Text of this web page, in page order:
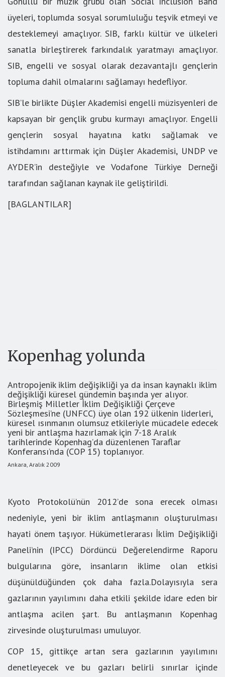
üyeleri, toplumda sosyal sorumluluğu teşvik etmeyi ve
desteklemeyi amaçlıyor. SIB, farklı kültür ve ülkeleri
sanatla birleştirerek farkındalık yaratmayı amaçlıyor.
SIB, engelli ve sosyal olarak dezavantajlı gençlerin
topluma dahil olmalarını sağlamayı hedefliyor.
SIB’le birlikte Düşler Akademisi engelli müzisyenleri de
kapsayan bir gençlik grubu kurmayı amaçlıyor. Engelli
gençlerin sosyal hayatına katkı sağlamak ve
istihdamını arttırmak için Düşler Akademisi, UNDP ve
AYDER’in desteğiyle ve Vodafone Türkiye Derneği
tarafından sağlanan kaynak ile geliştirildi.
[BAGLANTILAR]
Kopenhag yolunda
Antropojenik iklim değişikliği ya da insan kaynaklı iklim
değişikliği küresel gündemin başında yer alıyor.
Birleşmiş Milletler İklim Değişikliği Çerçeve
Sözleşmesi’ne (UNFCC) üye olan 192 ülkenin liderleri,
küresel ısınmanın olumsuz etkileriyle mücadele edecek
yeni bir antlaşma hazırlamak için 7-18 Aralık
tarihlerinde Kopenhag’da düzenlenen Taraflar
Konferansı’nda (COP 15) toplanıyor.
Ankara, Aralık 2009
Kyoto Protokolü’nün 2012’de sona erecek olması
nedeniyle, yeni bir iklim antlaşmanın oluşturulması
hayati önem taşıyor. Hükümetlerarası İklim Değişikliği
Paneli’nin (IPCC) Dördüncü Değerelendirme Raporu
bulgularına göre, insanların iklime olan etkisi
düşünüldüğünden çok daha fazla.Dolayısıyla sera
gazlarının yayılımını daha etkili şekilde idare eden bir
antlaşma acilen şart. Bu antlaşmanın Kopenhag
zirvesinde oluşturulması umuluyor.
COP 15, gittikçe artan sera gazlarının yayılımını
denetleyecek ve bu gazları belirli sınırlar içinde